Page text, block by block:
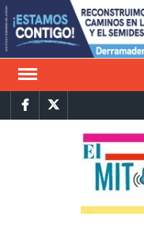
Saltar
al
contenido
FacebookTwitter